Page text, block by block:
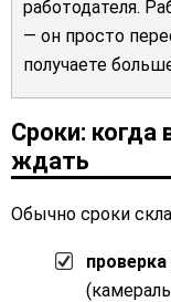
работодателя.
— он просто
получаете
Сроки: когда
ждать
Обычно сроки